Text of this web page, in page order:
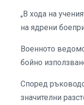
„В хода на
на ядрени
Военното
бойно
Според
значителни